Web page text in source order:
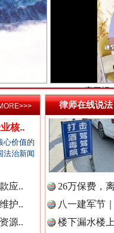
新闻网.
闻网.
闻网.
闻网.
高回
核..
心价值的
法治新闻
应..
护..
源..
律师在线说法
26万保费，
八一建军节
楼下漏水楼